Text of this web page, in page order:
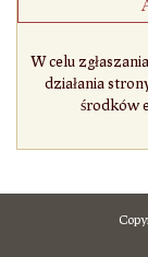
W celu
działania
środków